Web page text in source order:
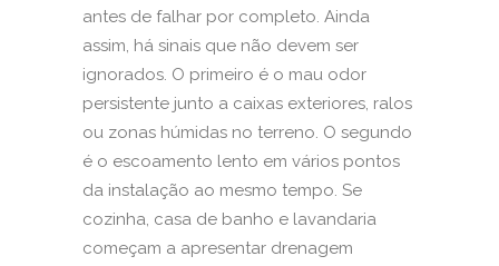
antes de falhar por completo. Ainda
assim, há sinais que não devem ser
ignorados. O primeiro é o mau odor
persistente junto a caixas exteriores, ralos
ou zonas húmidas no terreno. O segundo
é o escoamento lento em vários pontos
da instalação ao mesmo tempo. Se
cozinha, casa de banho e lavandaria
começam a apresentar drenagem